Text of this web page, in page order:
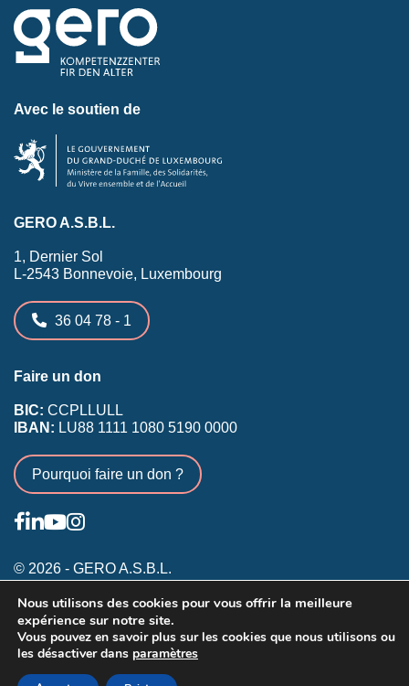
Avec le soutien de
GERO A.S.B.L.
1, Dernier Sol
L-2543 Bonnevoie, Luxembourg
36 04 78 - 1
Faire un don
BIC: CCPLLULL
IBAN: LU88 1111 1080 5190 0000
Pourquoi faire un don ?
© 2026 - GERO A.S.B.L.
Conditions générales
Inscription membres existants
Annonceurs
Nous utilisons des cookies pour vous offrir la meilleure
expérience sur notre site.
Vous pouvez en savoir plus sur les cookies que nous utilisons ou
les désactiver dans paramètres